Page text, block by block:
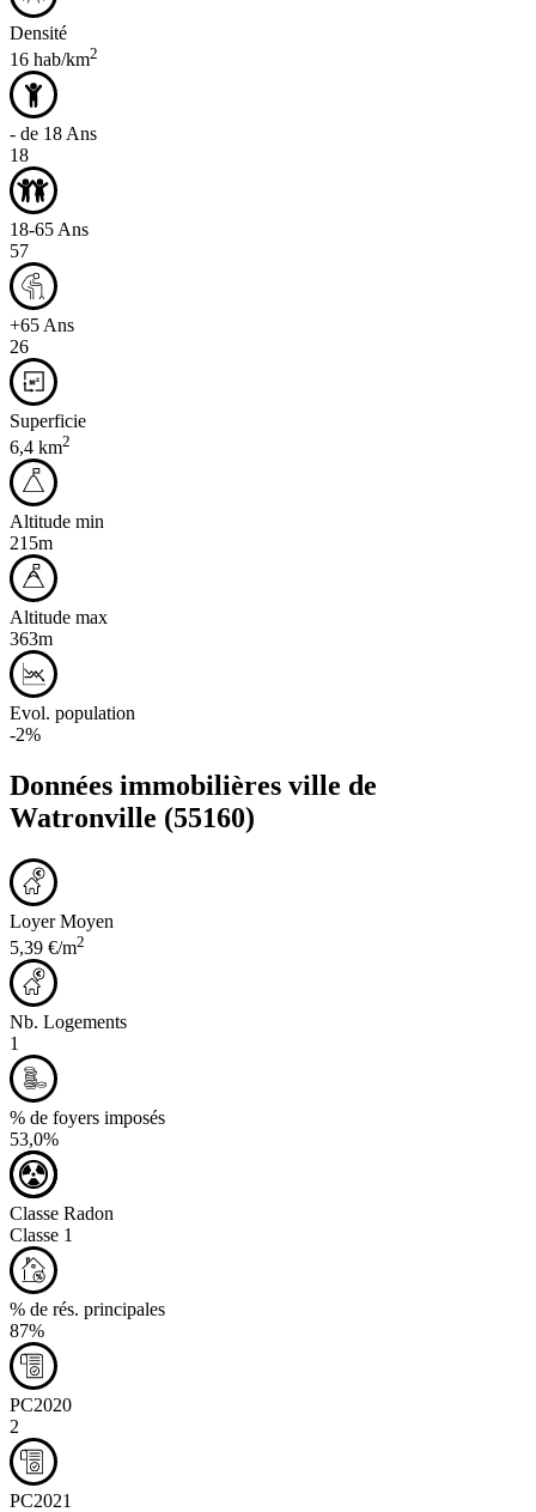
Densité
16 hab/km2
- de 18 Ans
18
18-65 Ans
57
+65 Ans
26
Superficie
6,4 km2
Altitude min
215m
Altitude max
363m
Evol. population
-2%
Données immobilières ville de
Watronville (55160)
Loyer Moyen
5,39 €/m2
Nb. Logements
1
% de foyers imposés
53,0%
Classe Radon
Classe 1
% de rés. principales
87%
PC2020
2
PC2021